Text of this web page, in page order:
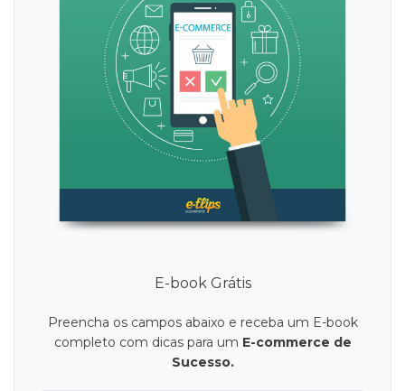
E-book Grátis
Preencha os campos abaixo e receba um E-book
completo com dicas para um E-commerce de
Sucesso.